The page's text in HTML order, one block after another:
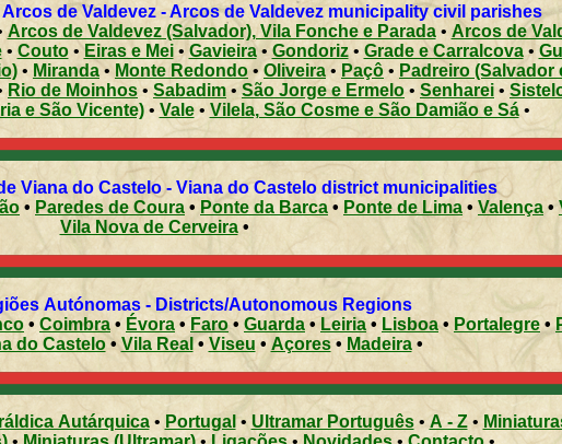
de Valdevez - Arcos de Valdevez municipality civil parishes
Arcos de Valdevez (Salvador), Vila Fonche e Parada• Arcos de
• Couto•Eiras e Mei• Gavieira•Gondoriz• Grade e Carralcova•
• Miranda • Monte Redondo •Oliveira • Paçô • Padreiro (Salvador
Rio de Moinhos• Sabadim • São Jorge e Ermelo • Senharei •
e São Vicente)• Vale• Vilela, São Cosme e São Damião e Sá•
do distrito de Viana do Castelo - Viana do Castelo district municipalities
• Paredes de Coura • Ponte da Barca • Ponte de Lima • Valença •
Vila Nova de Cerveira•
Distritos/Regiões Autónomas - Districts/Autonomous Regions
• Coimbra • Évora • Faro • Guarda • Leiria• Lisboa• Portalegre •
do Castelo•Vila Real• Viseu• Açores • Madeira •
Autárquica• Portugal • Ultramar Português• A - Z•